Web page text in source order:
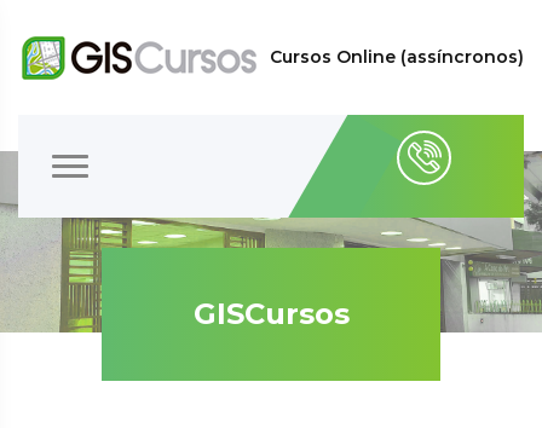
Cursos Online (assíncronos)
GISCursos